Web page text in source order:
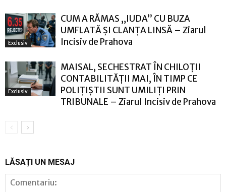
Exclusiv
CUM A RĂMAS „IUDA” CU BUZA
UMFLATĂ ȘI CLANȚA LINSĂ – Ziarul
Incisiv de Prahova
Exclusiv
MAISAL, SECHESTRAT ÎN CHILOȚII
CONTABILITĂȚII MAI, ÎN TIMP CE
POLIȚIȘTII SUNT UMILIȚI PRIN
TRIBUNALE – Ziarul Incisiv de Prahova
LĂSAȚI UN MESAJ